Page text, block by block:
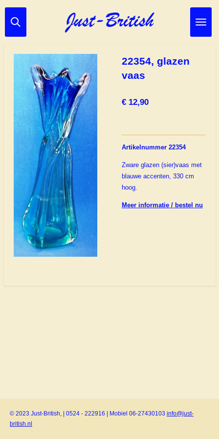
Ga
direct
hoofdinhoud
22354, glazen
vaas
€ 12,90
Artikelnummer 22354
Zware glazen (sier)vaas met
blauwe accenten, 330 cm
hoog.
Meer informatie / bestel nu
© 2023 Just-British, | 0524 - 222916 | Mobiel 06-27430103 info@just-
british.nl